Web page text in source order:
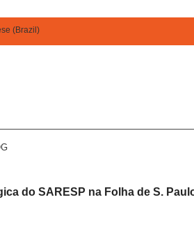
do SARESP na Folha de S.